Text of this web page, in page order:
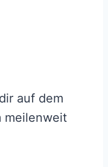
auf dem
meilenweit